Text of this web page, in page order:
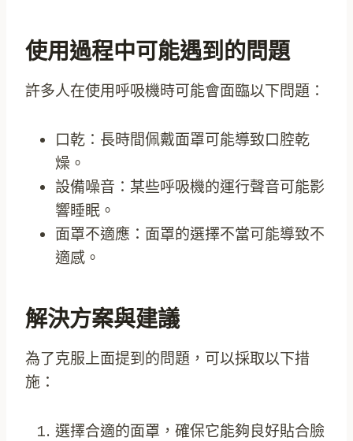
使用過程中可能遇到的問題
許多人在使用呼吸機時可能會面臨以下問題：
口乾：長時間佩戴面罩可能導致口腔乾
燥。
設備噪音：某些呼吸機的運行聲音可能影
響睡眠。
面罩不適應：面罩的選擇不當可能導致不
適感。
解決方案與建議
為了克服上面提到的問題，可以採取以下措
施：
選擇合適的面罩，確保它能夠良好貼合臉